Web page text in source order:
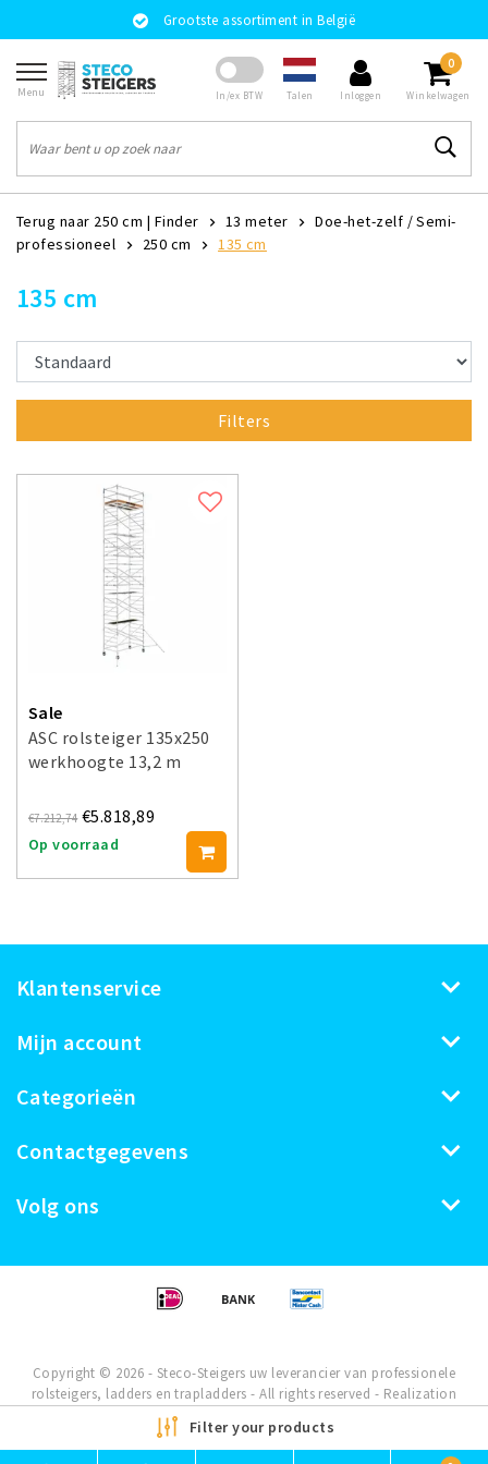
Grootste assortiment in België
Menu In/ex BTW Talen Inloggen
0
Winkelwagen
Terug naar 250 cm | Finder 13 meter
Doe-het-zelf / Semi-
professioneel
250 cm 135 cm
135 cm
Filters
Sale
ASC rolsteiger 135x250
werkhoogte 13,2 m
€7.212,74 €5.818,89
Op voorraad
Klantenservice
Mijn account
Categorieën
Contactgegevens
Volg ons
Copyright © 2026 - Steco-Steigers uw leverancier van professionele
rolsteigers, ladders en trapladders - All rights reserved - Realization
Filter your products